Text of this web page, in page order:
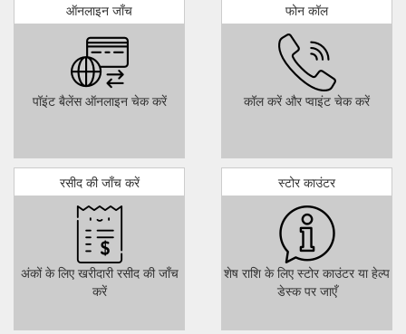
ऑनलाइन जाँच
पॉइंट बैलेंस ऑनलाइन चेक करें
फोन कॉल
कॉल करें और प्वाइंट चेक करें
रसीद की जाँच करें
अंकों के लिए खरीदारी रसीद की जाँच
करें
स्टोर काउंटर
शेष राशि के लिए स्टोर काउंटर या हेल्प
डेस्क पर जाएँ